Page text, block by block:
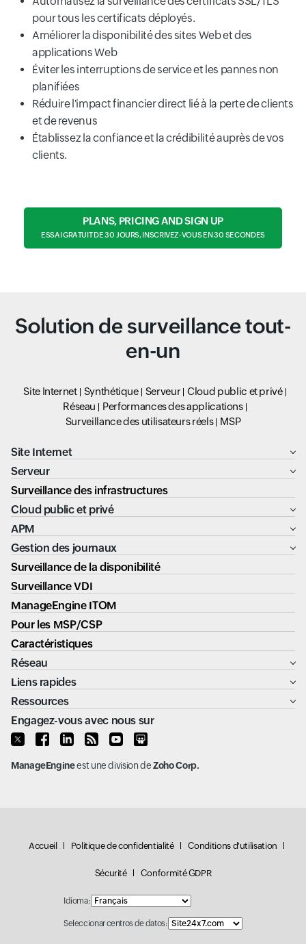
pour tous les certificats déployés.
Améliorer la disponibilité des sites Web et des
applications Web
Éviter les interruptions de service et les pannes non
planifiées
Réduire l'impact financier direct lié à la perte de clients
et de revenus
Établissez la confiance et la crédibilité auprès de vos
clients.
PLANS, PRICING AND SIGN UP
ESSAI GRATUIT DE 30 JOURS, INSCRIVEZ-VOUS EN 30 SECONDES
Solution de surveillance tout-
en-un
Site Internet Synthétique Serveur
Cloud public et privé
Réseau
Performances des applications
Surveillance des utilisateurs réels
MSP
Site Internet
Serveur
Surveillance des infrastructures
Cloud public et privé
APM
Gestion des journaux
Surveillance de la disponibilité
Surveillance VDI
ManageEngine ITOM
Pour les MSP/CSP
Caractéristiques
Réseau
Liens rapides
Ressources
Engagez-vous avec nous sur
ManageEngineest une division deZoho Corp.
Accueil Politique de confidentialité Conditions d'utilisation
Sécurité Conformité GDPR
Idioma:
Seleccionar centros de datos: